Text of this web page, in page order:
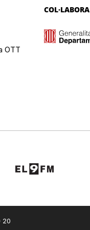
OTT
COL·LABORA
20